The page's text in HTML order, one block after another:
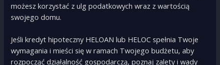
możesz korzystać z ulg podatkowych wraz z wartością
swojego domu.
Jeśli kredyt hipoteczny HELOAN lub HELOC spełnia Twoje
wymagania i mieści się w ramach Twojego budżetu, aby
rozpocząć działalność gospodarczą, poznaj zalety i wady